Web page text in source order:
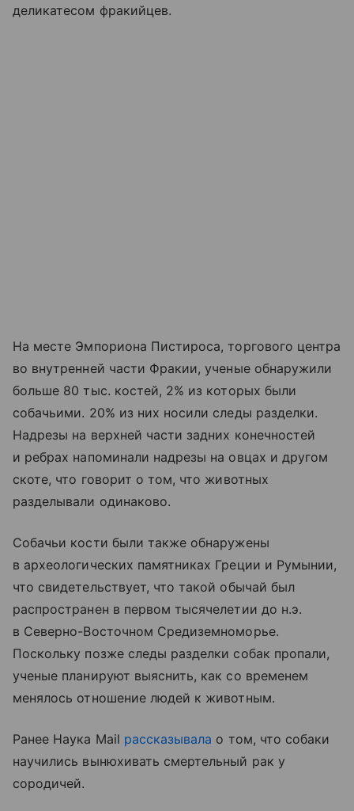
деликатесом фракийцев.
На месте Эмпориона Пистироса, торгового центра
во внутренней части Фракии, ученые обнаружили
больше 80 тыс. костей, 2% из которых были
собачьими. 20% из них носили следы разделки.
Надрезы на верхней части задних конечностей
и ребрах напоминали надрезы на овцах и другом
скоте, что говорит о том, что животных
разделывали одинаково.
Собачьи кости были также обнаружены
в археологических памятниках Греции и Румынии,
что свидетельствует, что такой обычай был
распространен в первом тысячелетии до н.э.
в Северно-Восточном Средиземноморье.
Поскольку позже следы разделки собак пропали,
ученые планируют выяснить, как со временем
менялось отношение людей к животным.
Ранее Наука Mail рассказывала о том, что собаки
научились вынюхивать смертельный рак у
сородичей.